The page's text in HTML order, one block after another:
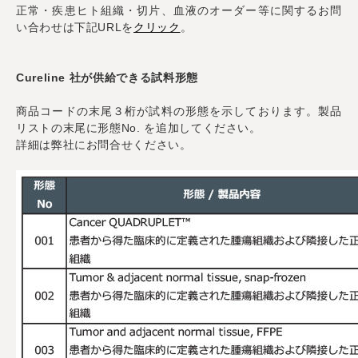
正常・疾患ヒト組織・切片、血液のオーダー等に関するお問
い合わせは下記URLをクリック 。
Cureline 社が供給できる試料形態
商品コードの末尾３桁が試料の形態を示しております。製品
リストの末尾に形態No. を追加してください。
詳細は弊社にお問合せください。